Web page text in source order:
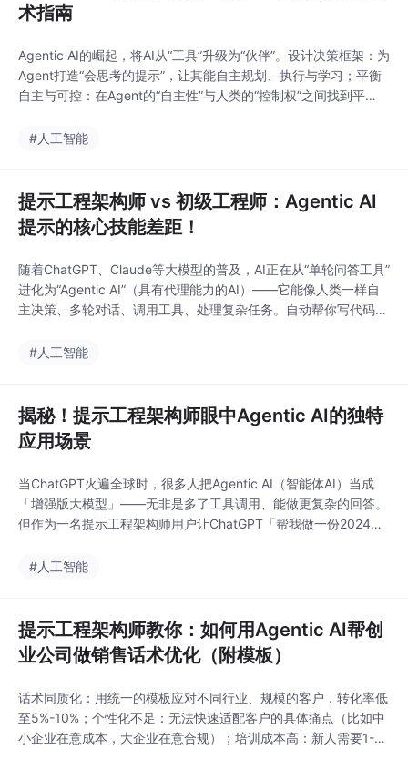
术指南
Agentic AI的崛起，将AI从“工具”升级为“伙伴”。设计决策框架：为
Agent打造“会思考的提示”，让其能自主规划、执行与学习；平衡
自主与可控：在Agent的“自主性”与人类的“控制权”之间找到平
让Agent的行为符合人类价值观。未来，Agentic AI将渗透到各行
#人工智能
提示工程架构师 vs 初级工程师：Agentic AI
提示的核心技能差距！
随着ChatGPT、Claude等大模型的普及，AI正在从“单轮问答工具”
进化为“Agentic AI”（具有代理能力的AI）——它能像人类一样自
主决策、多轮对话、调用工具、处理复杂任务。自动帮你写代码并
据）；甚至帮你管理项目（跟进进度、提醒 deadlines）。但Age
#人工智能
揭秘！提示工程架构师眼中Agentic AI的独特
应用场景
当ChatGPT火遍全球时，很多人把Agentic AI（智能体AI）当成
「增强版大模型」——无非是多了工具调用、能做更复杂的回答。
但作为一名提示工程架构师用户让ChatGPT「帮我做一份2024年
据，给出泛泛而谈的结论；用大模型做糖尿病患者管理，它无法长
#人工智能
提示工程架构师教你：如何用Agentic AI帮创
业公司做销售话术优化（附模板）
话术同质化：用统一的模板应对不同行业、规模的客户，转化率低
至5%-10%；个性化不足：无法快速适配客户的具体痛点（比如中
小企业在意成本，大企业在意合规）；培训成本高：新人需要1-3